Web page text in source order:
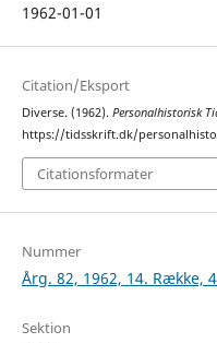
1962-01-01
Citation/Eksport
Diverse. (1962). Personalhistorisk
https://tidsskrift.dk/
Citationsformater
Nummer
Årg. 82, 1962, 14. Række,
Sektion